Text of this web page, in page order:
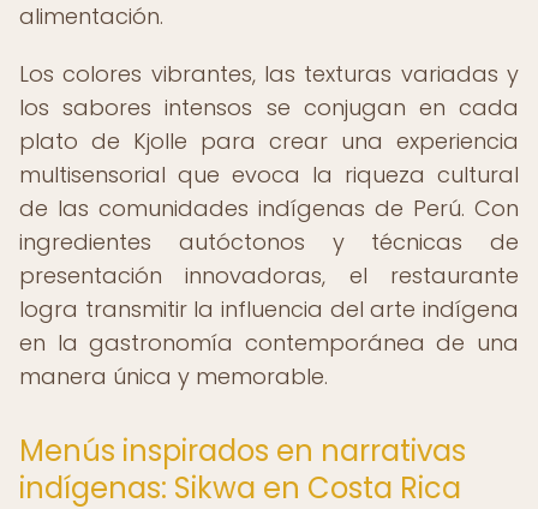
alimentación.
Los colores vibrantes, las texturas variadas y
los sabores intensos se conjugan en cada
plato de Kjolle para crear una experiencia
multisensorial que evoca la riqueza cultural
de las comunidades indígenas de Perú. Con
ingredientes autóctonos y técnicas de
presentación innovadoras, el restaurante
logra transmitir la influencia del arte indígena
en la gastronomía contemporánea de una
manera única y memorable.
Menús inspirados en narrativas
indígenas: Sikwa en Costa Rica